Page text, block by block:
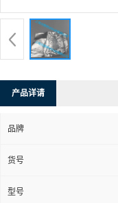
产品详请
品牌
货号
型号